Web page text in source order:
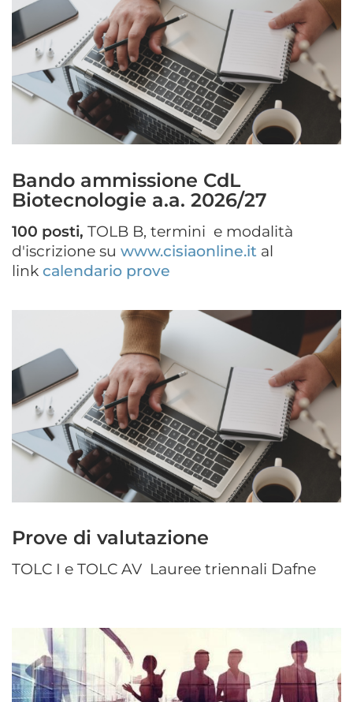
Bando ammissione CdL
Biotecnologie a.a. 2026/27
100 posti, TOLB B, termini e modalità
d'iscrizione su www.cisiaonline.it al
link calendario prove
Prove di valutazione
TOLC I e TOLC AV Lauree triennali Dafne